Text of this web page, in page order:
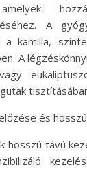
A
kamilla,
A
és
hosszú távú